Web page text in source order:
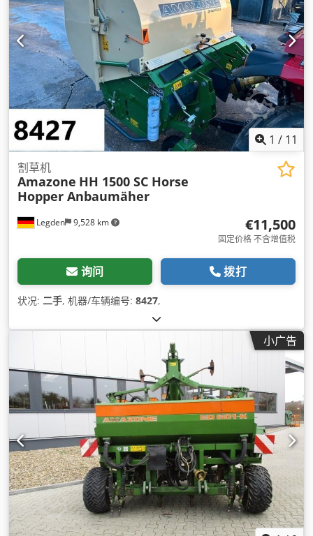
1 / 11
Legden 9,528 km
割草机
Amazone HH 1500 SC Horse
Hopper Anbaumäher
€11,500
固定价格 不含增值税
询问 拨打
状况: 二手, 机器/车辆编号: 8427,
小广告